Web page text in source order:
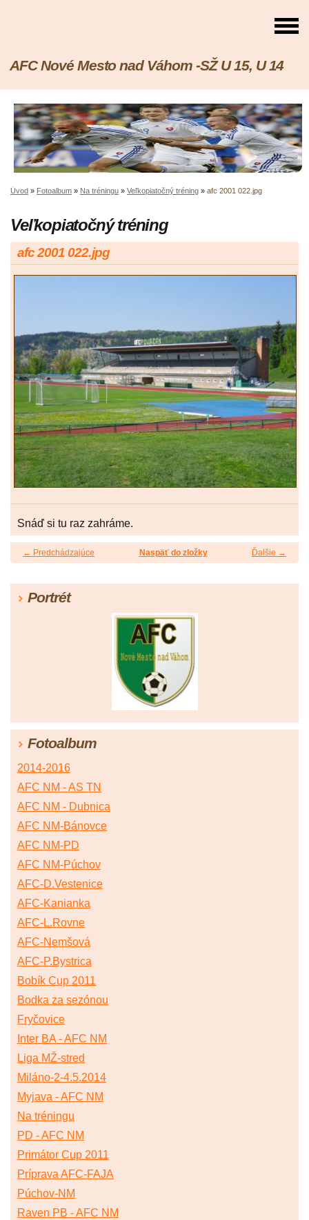
AFC Nové Mesto nad Váhom -SŽ U 15, U 14
Úvod » Fotoalbum » Na tréningu » Veľkopiatočný tréning » afc 2001 022.jpg
Veľkopiatočný tréning
afc 2001 022.jpg
Snáď si tu raz zahráme.
← Predchádzajúce Ďalšie →
Naspäť do zložky
Portrét
Fotoalbum
2014-2016
AFC NM - AS TN
AFC NM - Dubnica
AFC NM-Bánovce
AFC NM-PD
AFC NM-Púchov
AFC-D.Vestenice
AFC-Kanianka
AFC-L.Rovne
AFC-Nemšová
AFC-P.Bystrica
Bobík Cup 2011
Bodka za sezónou
Fryčovice
Inter BA - AFC NM
Liga MŽ-stred
Miláno-2-4.5.2014
Myjava - AFC NM
Na tréningu
PD - AFC NM
Primátor Cup 2011
Príprava AFC-FAJA
Púchov-NM
Raven PB - AFC NM